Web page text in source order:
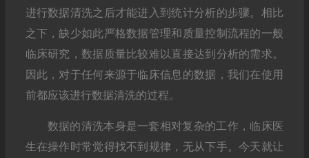
进行数据清洗之后才能进入到统计分析的步骤。相比
之下，缺少如此严格数据管理和质量控制流程的一般
临床研究，数据质量比较难以直接达到分析的需求。
因此，对于任何来源于临床信息的数据，我们在使用
前都应该进行数据清洗的过程。
数据的清洗本身是一套相对复杂的工作，临床医
生在操作时常觉得找不到规律，无从下手。今天就让